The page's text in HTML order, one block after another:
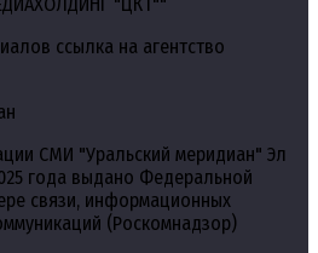
"ЦКТ""
ссылка на агентство
СМИ "Уральский меридиан" Эл
года выдано Федеральной
связи, информационных
(Роскомнадзор)